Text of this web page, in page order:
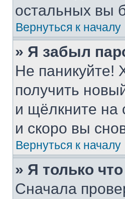
остальных вы
Вернуться к началу
» Я забыл
Не паникуйте!
получить
и щёлкните на
и скоро вы
Вернуться к началу
» Я только
Сначала